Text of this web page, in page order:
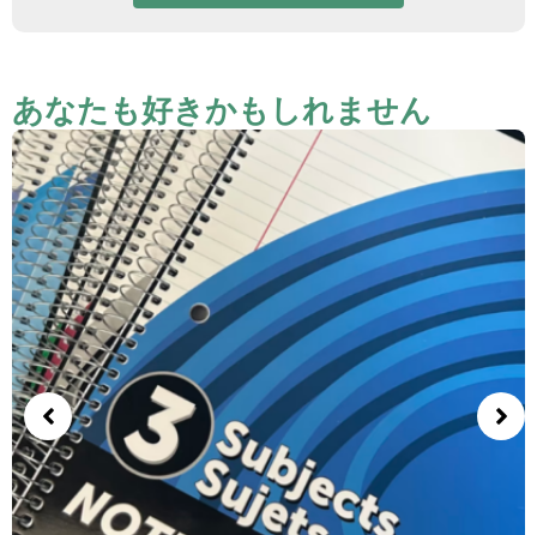
あなたも好きかもしれません